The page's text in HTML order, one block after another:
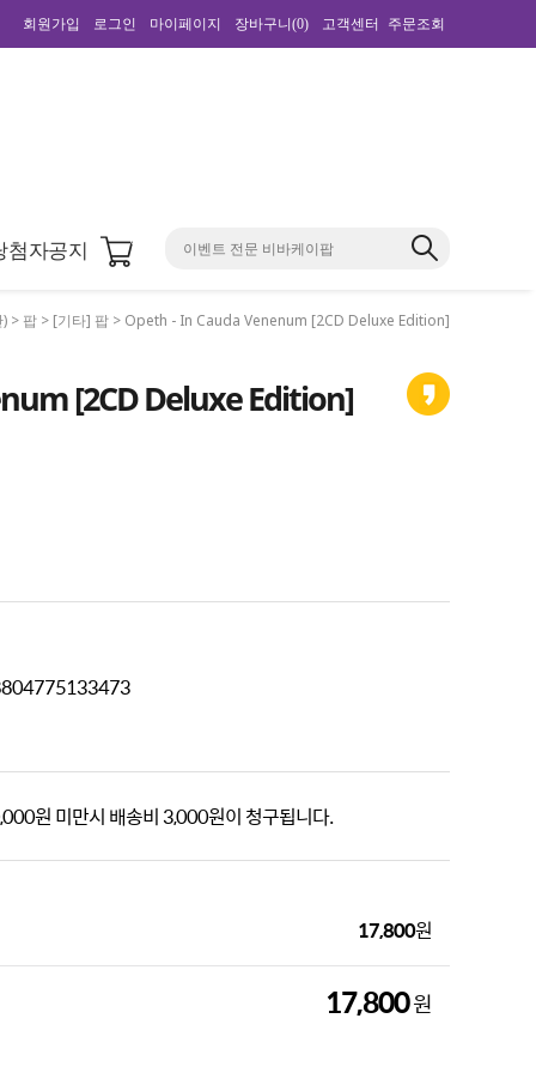
회원가입 로그인 마이페이지 장바구니(0) 고객센터 주문조회
첨자공지 0
> 팝 > [기타] 팝 > Opeth - In Cauda Venenum [2CD Deluxe Edition]
[2CD Deluxe Edition]
원 미만시 배송비 3,000원이 청구됩니다.
17,800원
17,800원